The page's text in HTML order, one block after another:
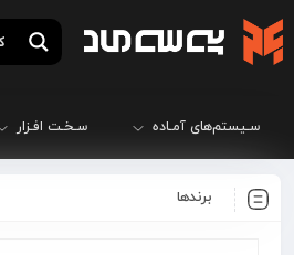
سـیستم‌های آمـاده سـخـت افـزار
برندها